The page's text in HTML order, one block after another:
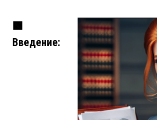
🟩
Введение: